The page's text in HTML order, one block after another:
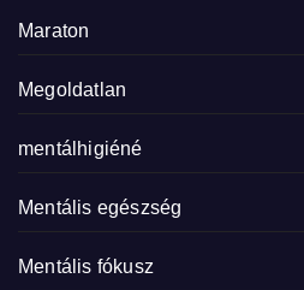
Maraton
Megoldatlan
mentálhigiéné
Mentális egészség
Mentális fókusz